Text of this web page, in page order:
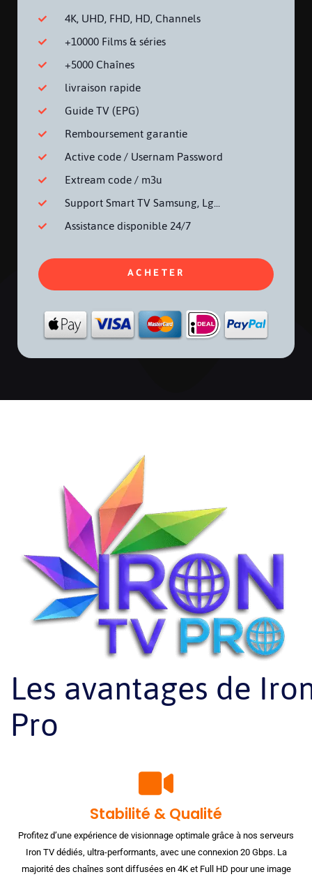
4K, UHD, FHD, HD, Channels
+10000 Films & séries
+5000 Chaînes
livraison rapide
Guide TV (EPG)
Remboursement garantie
Active code / Usernam Password
Extream code / m3u
Support Smart TV Samsung, Lg...
Assistance disponible 24/7
ACHETER
Les avantages de
Pro
Stabilité & Qualité
Profitez d’une expérience de visionnage optimale grâce à nos serveurs
Iron TV dédiés, ultra-performants, avec une connexion 20 Gbps. La
majorité des chaînes sont diffusées en 4K et Full HD pour une image